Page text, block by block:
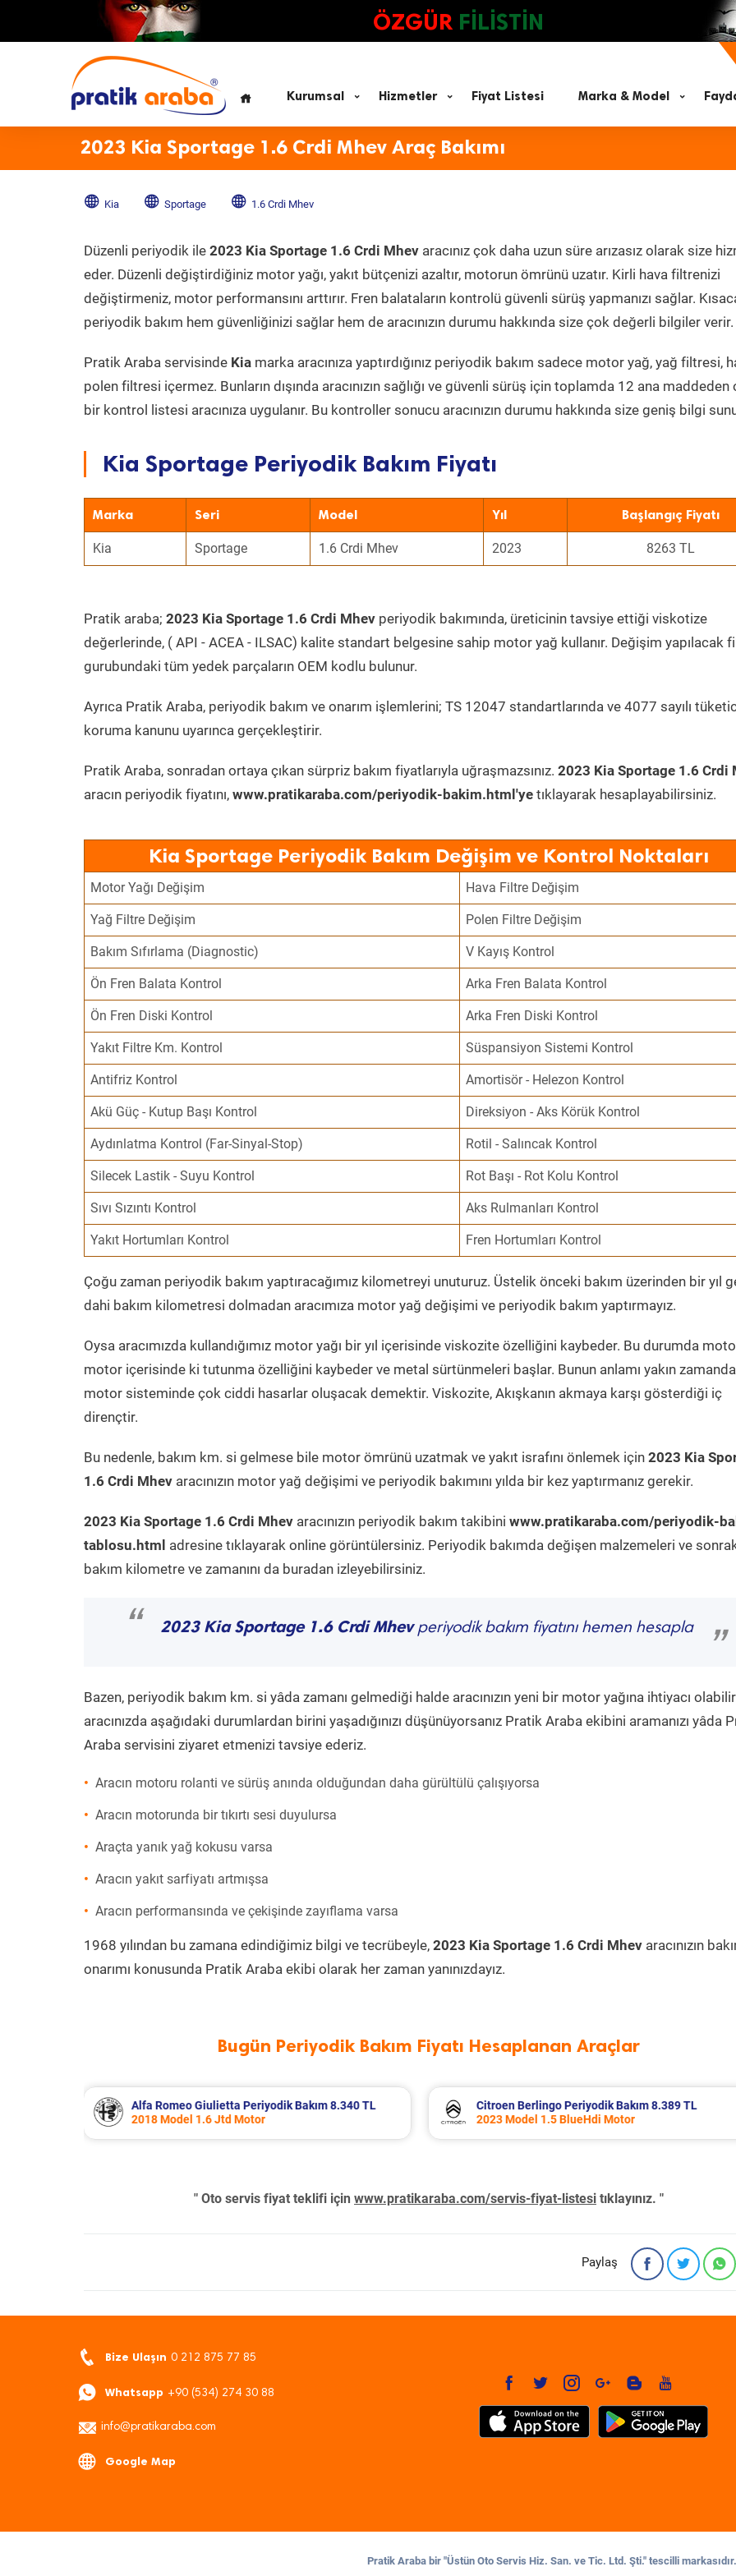
ÖZGÜR FİLİSTİN
Kurumsal Hizmetler Fiyat Listesi Marka & Model
2023 Kia Sportage 1.6 Crdi Mhev Araç Bakımı
Kia Sportage 1.6 Crdi Mhev
Düzenli periyodik ile 2023 Kia Sportage 1.6 Crdi Mhev aracınız çok daha uzun süre arızasız olarak size
eder. Düzenli değiştirdiğiniz motor yağı, yakıt bütçenizi azaltır, motorun ömrünü uzatır. Kirli hava filtrenizi
değiştirmeniz, motor performansını arttırır. Fren balataların kontrolü güvenli sürüş yapmanızı sağlar.
periyodik bakım hem güvenliğinizi sağlar hem de aracınızın durumu hakkında size çok değerli bilgiler verir.
Pratik Araba servisinde Kia marka aracınıza yaptırdığınız periyodik bakım sadece motor yağ, yağ filtresi,
polen filtresi içermez. Bunların dışında aracınızın sağlığı ve güvenli sürüş için toplamda 12 ana maddeden
bir kontrol listesi aracınıza uygulanır. Bu kontroller sonucu aracınızın durumu hakkında size geniş bilgi
Kia Sportage Periyodik Bakım Fiyatı
Marka Seri Model Yıl Başlangıç Fiyatı
Kia Sportage 1.6 Crdi Mhev 2023 8263 TL
Pratik araba; 2023 Kia Sportage 1.6 Crdi Mhev periyodik bakımında, üreticinin tavsiye ettiği viskotize
değerlerinde, ( API - ACEA - ILSAC) kalite standart belgesine sahip motor yağ kullanır. Değişim yapılacak
gurubundaki tüm yedek parçaların OEM kodlu bulunur.
Ayrıca Pratik Araba, periyodik bakım ve onarım işlemlerini; TS 12047 standartlarında ve 4077 sayılı
koruma kanunu uyarınca gerçekleştirir.
Pratik Araba, sonradan ortaya çıkan sürpriz bakım fiyatlarıyla uğraşmazsınız. 2023 Kia Sportage 1.6 Crdi
aracın periyodik fiyatını, www.pratikaraba.com/periyodik-bakim.html'ye tıklayarak hesaplayabilirsiniz.
Kia Sportage Periyodik Bakım Değişim ve Kontrol Noktaları
Motor Yağı Değişim Hava Filtre Değişim
Yağ Filtre Değişim Polen Filtre Değişim
Bakım Sıfırlama (Diagnostic) V Kayış Kontrol
Ön Fren Balata Kontrol Arka Fren Balata Kontrol
Ön Fren Diski Kontrol Arka Fren Diski Kontrol
Yakıt Filtre Km. Kontrol Süspansiyon Sistemi Kontrol
Antifriz Kontrol Amortisör - Helezon Kontrol
Akü Güç - Kutup Başı Kontrol Direksiyon - Aks Körük Kontrol
Aydınlatma Kontrol (Far-Sinyal-Stop) Rotil - Salıncak Kontrol
Silecek Lastik - Suyu Kontrol Rot Başı - Rot Kolu Kontrol
Sıvı Sızıntı Kontrol Aks Rulmanları Kontrol
Yakıt Hortumları Kontrol Fren Hortumları Kontrol
Çoğu zaman periyodik bakım yaptıracağımız kilometreyi unuturuz. Üstelik önceki bakım üzerinden bir yıl
dahi bakım kilometresi dolmadan aracımıza motor yağ değişimi ve periyodik bakım yaptırmayız.
Oysa aracımızda kullandığımız motor yağı bir yıl içerisinde viskozite özelliğini kaybeder. Bu durumda
motor içerisinde ki tutunma özelliğini kaybeder ve metal sürtünmeleri başlar. Bunun anlamı yakın zamanda
motor sisteminde çok ciddi hasarlar oluşacak demektir. Viskozite, Akışkanın akmaya karşı gösterdiği iç
dirençtir.
Bu nedenle, bakım km. si gelmese bile motor ömrünü uzatmak ve yakıt israfını önlemek için 2023 Kia
1.6 Crdi Mhev aracınızın motor yağ değişimi ve periyodik bakımını yılda bir kez yaptırmanız gerekir.
2023 Kia Sportage 1.6 Crdi Mhev aracınızın periyodik bakım takibini www.pratikaraba.com/periyodik-
tablosu.html adresine tıklayarak online görüntülersiniz. Periyodik bakımda değişen malzemeleri ve
bakım kilometre ve zamanını da buradan izleyebilirsiniz.
“ 2023 Kia Sportage 1.6 Crdi Mhevperiyodik bakım fiyatını hemen hesapla
”
Bazen, periyodik bakım km. si yâda zamanı gelmediği halde aracınızın yeni bir motor yağına ihtiyacı
aracınızda aşağıdaki durumlardan birini yaşadığınızı düşünüyorsanız Pratik Araba ekibini aramanızı yâda
Araba servisini ziyaret etmenizi tavsiye ederiz.
Aracın motoru rolanti ve sürüş anında olduğundan daha gürültülü çalışıyorsa
Aracın motorunda bir tıkırtı sesi duyulursa
Araçta yanık yağ kokusu varsa
Aracın yakıt sarfiyatı artmışsa
Aracın performansında ve çekişinde zayıflama varsa
1968 yılından bu zamana edindiğimiz bilgi ve tecrübeyle, 2023 Kia Sportage 1.6 Crdi Mhev aracınızın
onarımı konusunda Pratik Araba ekibi olarak her zaman yanınızdayız.
Bugün Periyodik Bakım Fiyatı Hesaplanan Araçlar
Citroen Berlingo Periyodik Bakım 8.389 TL
2023 Model 1.5 BlueHdi Motor
Fiat Egea Cross Periyodik Bakım 8.683 TL
2023 Model 1.6 Multijet Motor
" Oto servis fiyat teklifi için www.pratikaraba.com/servis-fiyat-listesi tıklayınız. "
Paylaş
Bize Ulaşın 0 212 875 77 85
Whatsapp +90 (534) 274 30 88
info@pratikaraba.com
Google Map
Pratik Araba bir "Üstün Oto Servis Hiz. San. ve Tic. Ltd. Şti." tescilli markasıdır.